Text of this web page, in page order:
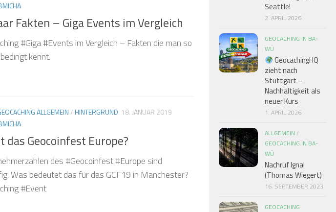
❅
❅
❅
❅
Fakten – Giga Events im Vergleich
#Giga #Events im Vergleich – Fakten die man so
kennt.
ALLGEMEIN/HINTERGRUND 18. JANUAR 2019
das Geocoinfest Europe?
des #Geocoinfest #Europe sind
Was bedeutet das für das GCF19 in Manchester?
#Event
Seattle!
2. APRIL 2026
GEOCACHING IN BA-
WÜ
GeocachingHQ
zieht nach
Stuttgart –
Nachhaltigkeit als
neuer Kurs
1. APRIL 2026
ALLGEMEIN /
GEOCACHING IN BA-
WÜ
Nachruf Ignal
(Thomas Wiegert)
16. SEPTEMBER 2023
GEOCACHING